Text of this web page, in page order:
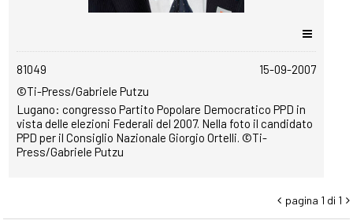
81049
15-09-2007
©Ti-Press/Gabriele Putzu
Lugano: congresso Partito Popolare Democratico PPD in
vista delle elezioni Federali del 2007. Nella foto il candidato
PPD per il Consiglio Nazionale Giorgio Ortelli. ©Ti-
Press/Gabriele Putzu
 pagina 1 di 1 